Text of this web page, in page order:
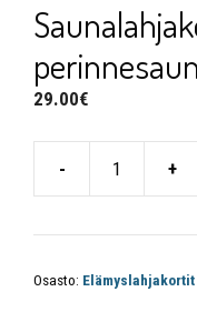
29.00€
- +
Osasto: Elämyslahjakortit